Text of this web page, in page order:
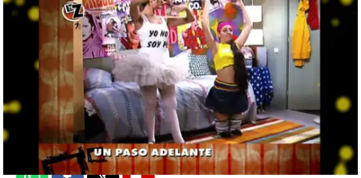
neox
Madrid
Publicado: 12 de febrero de 2018, 13:10